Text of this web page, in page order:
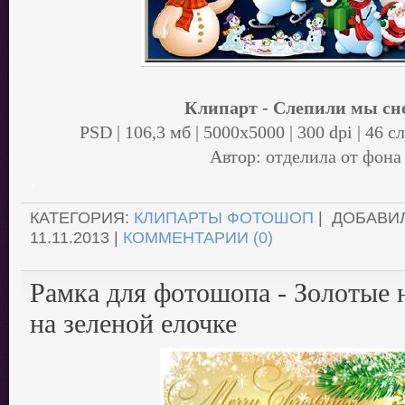
Клипарт - Слепили мы
PSD | 106,3 мб | 5000х5000 | 300 dpi | 46
Автор: отделила от фона
КАТЕГОРИЯ: КЛИПАРТЫ ФОТОШОП |
11.11.2013 | КОММЕНТАРИИ (0)
Рамка для фотошопа - Золотые
на зеленой елочке